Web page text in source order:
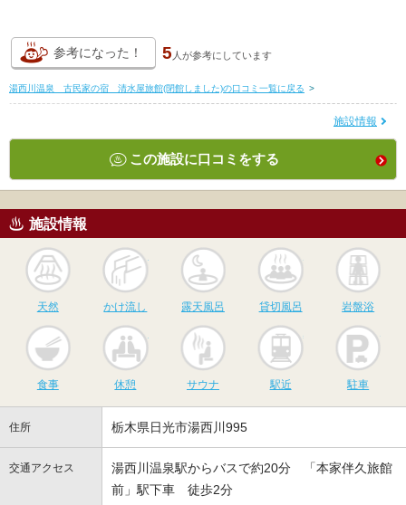
参考になった！ 5 人が参考にしています
湯西川温泉 古民家の宿 清水屋旅館(閉館しました)の口コミ一覧に戻る >
施設情報
この施設に口コミをする
施設情報
天然
かけ流し
かけ流し
露天風呂
露天風呂
貸切風呂
貸切風呂 岩盤浴
食事 休憩
サウナ
サウナ 駅近 駐車
住所 栃木県日光市湯西川995
交通アクセス
湯西川温泉駅からバスで約20分 「本家伴久旅館
前」駅下車 徒歩2分